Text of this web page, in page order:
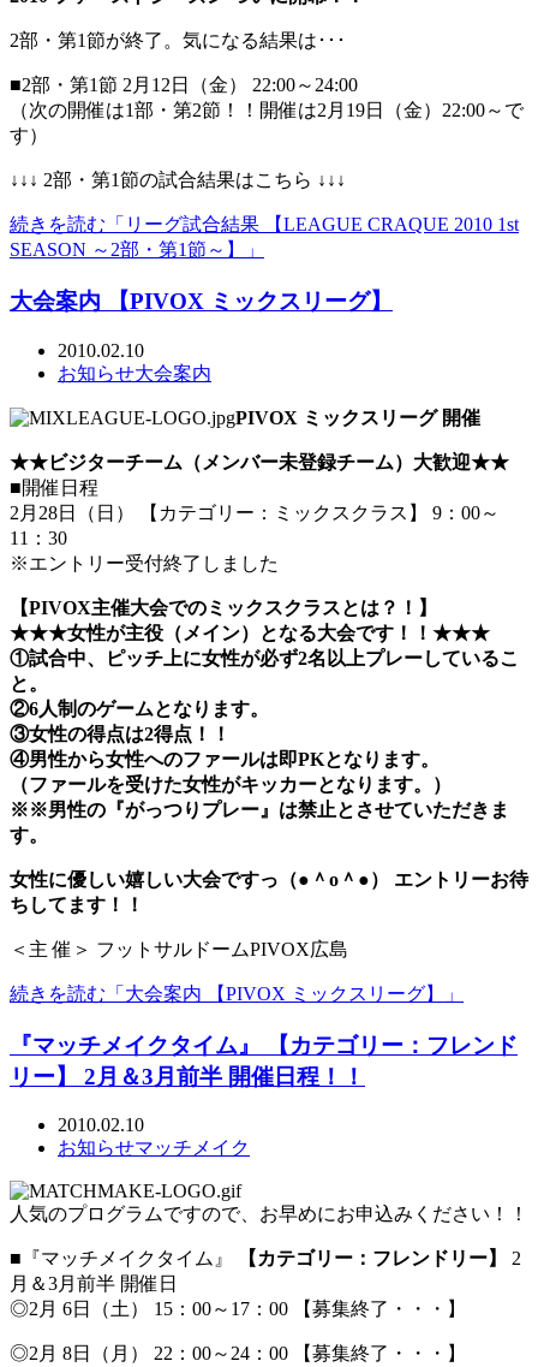
2部・第1節が終了。気になる結果は･･･
■2部・第1節 2月12日（金） 22:00～24:00
（次の開催は1部・第2節！！開催は2月19日（金）22:00～で
す）
↓↓↓ 2部・第1節の試合結果はこちら ↓↓↓
続きを読む「リーグ試合結果 【LEAGUE CRAQUE 2010 1st
SEASON ～2部・第1節～】」
大会案内 【PIVOX ミックスリーグ】
2010.02.10
お知らせ大会案内
PIVOX ミックスリーグ 開催
★★ビジターチーム（メンバー未登録チーム）大歓迎★★
■開催日程
2月28日（日） 【カテゴリー：ミックスクラス】 9：00～
11：30
※エントリー受付終了しました
【PIVOX主催大会でのミックスクラスとは？！】
★★★女性が主役（メイン）となる大会です！！★★★
①試合中、ピッチ上に女性が必ず2名以上プレーしているこ
と。
②6人制のゲームとなります。
③女性の得点は2得点！！
④男性から女性へのファールは即PKとなります。
（ファールを受けた女性がキッカーとなります。）
※※男性の『がっつりプレー』は禁止とさせていただきま
す。
女性に優しい嬉しい大会ですっ（●＾o＾●） エントリーお待
ちしてます！！
＜主 催＞ フットサルドームPIVOX広島
続きを読む「大会案内 【PIVOX ミックスリーグ】」
『マッチメイクタイム』 【カテゴリー：フレンド
リー】 2月＆3月前半 開催日程！！
2010.02.10
お知らせマッチメイク
人気のプログラムですので、お早めにお申込みください！！
■『マッチメイクタイム』 【カテゴリー：フレンドリー】
2
月＆3月前半 開催日
◎2月 6日（土） 15：00～17：00 【募集終了・・・】
◎2月 8日（月） 22：00～24：00 【募集終了・・・】